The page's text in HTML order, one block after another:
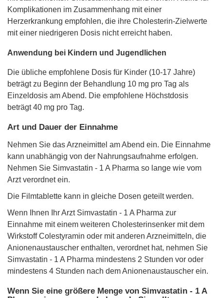
Komplikationen im Zusammenhang mit einer
Herzerkrankung empfohlen, die ihre Cholesterin-Zielwerte
mit einer niedrigeren Dosis nicht erreicht haben.
Anwendung bei Kindern und Jugendlichen
Die übliche empfohlene Dosis für Kinder (10-17 Jahre)
beträgt zu Beginn der Behandlung 10 mg pro Tag als
Einzeldosis am Abend. Die empfohlene Höchstdosis
beträgt 40 mg pro Tag.
Art und Dauer der Einnahme
Nehmen Sie das Arzneimittel am Abend ein. Die Einnahme
kann unabhängig von der Nahrungsaufnahme erfolgen.
Nehmen Sie Simvastatin - 1 A Pharma so lange wie vom
Arzt verordnet ein.
Die Filmtablette kann in gleiche Dosen geteilt werden.
Wenn Ihnen Ihr Arzt Simvastatin - 1 A Pharma zur
Einnahme mit einem weiteren Cholesterinsenker mit dem
Wirkstoff Colestyramin oder mit anderen Arzneimitteln, die
Anionenaustauscher enthalten, verordnet hat, nehmen Sie
Simvastatin - 1 A Pharma mindestens 2 Stunden vor oder
mindestens 4 Stunden nach dem Anionenaustauscher ein.
Wenn Sie eine größere Menge von Simvastatin - 1 A